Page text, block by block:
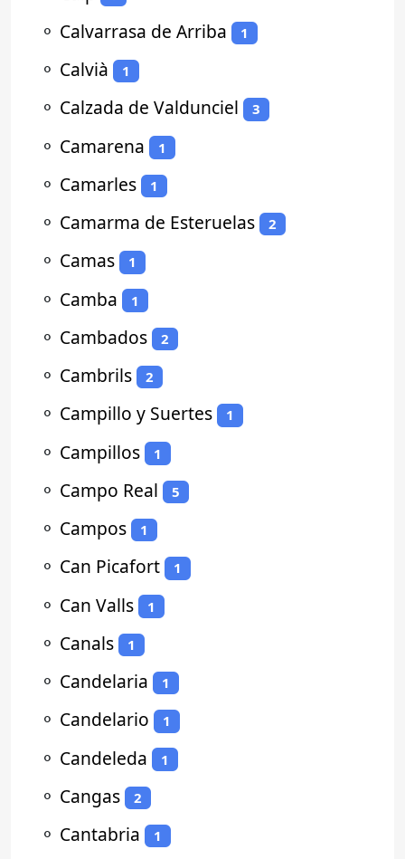
⚬ Calvarrasa de Arriba 1
⚬ Calvià 1
⚬ Calzada de Valdunciel 3
⚬ Camarena 1
⚬ Camarles 1
⚬ Camarma de Esteruelas 2
⚬ Camas 1
⚬ Camba 1
⚬ Cambados 2
⚬ Cambrils 2
⚬ Campillo y Suertes 1
⚬ Campillos 1
⚬ Campo Real 5
⚬ Campos 1
⚬ Can Picafort 1
⚬ Can Valls 1
⚬ Canals 1
⚬ Candelaria 1
⚬ Candelario 1
⚬ Candeleda 1
⚬ Cangas 2
⚬ Cantabria 1